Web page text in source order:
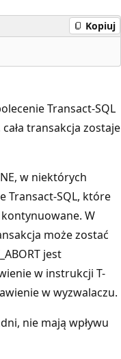
Kopiuj
Transact-SQL
transakcja zostaje
w niektórych
Transact-SQL, które
kontynuowane. W
może zostać
jest
w instrukcji T-
w wyzwalaczu.
nie mają wpływu